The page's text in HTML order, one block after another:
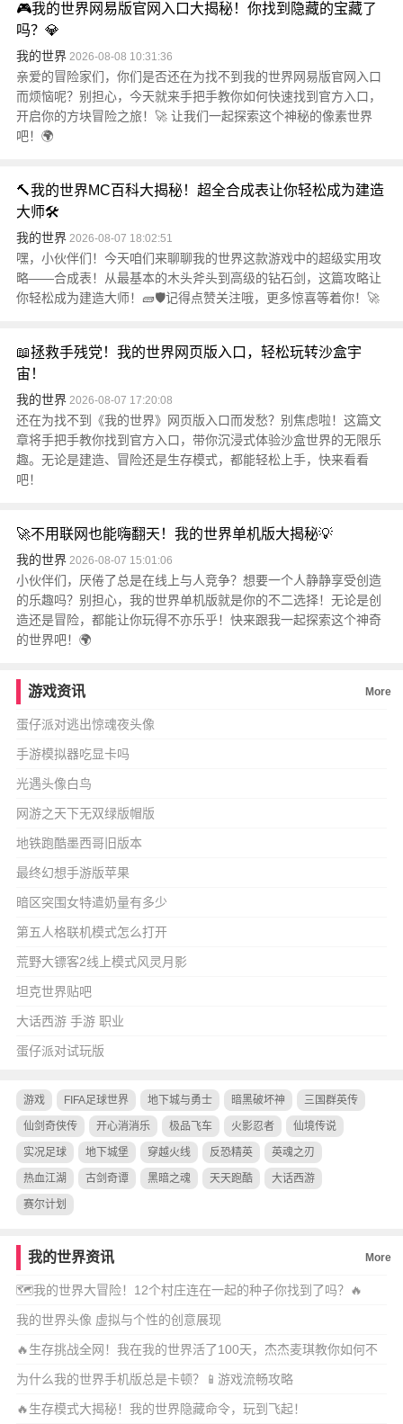
🎮我的世界网易版官网入口大揭秘！你找到隐藏的宝藏了
吗？💎
我的世界2026-08-08 10:31:36
亲爱的冒险家们，你们是否还在为找不到我的世界网易版官网入口
而烦恼呢？别担心，今天就来手把手教你如何快速找到官方入口，
开启你的方块冒险之旅！🚀 让我们一起探索这个神秘的像素世界
吧！🌍
🔨我的世界MC百科大揭秘！超全合成表让你轻松成为建造
大师🛠️
我的世界2026-08-07 18:02:51
嘿，小伙伴们！今天咱们来聊聊我的世界这款游戏中的超级实用攻
略——合成表！从最基本的木头斧头到高级的钻石剑，这篇攻略让
你轻松成为建造大师！🧱🛡️记得点赞关注哦，更多惊喜等着你！🚀
📖拯救手残党！我的世界网页版入口，轻松玩转沙盒宇
宙！
我的世界2026-08-07 17:20:08
还在为找不到《我的世界》网页版入口而发愁？别焦虑啦！这篇文
章将手把手教你找到官方入口，带你沉浸式体验沙盒世界的无限乐
趣。无论是建造、冒险还是生存模式，都能轻松上手，快来看看
吧！
🚀不用联网也能嗨翻天！我的世界单机版大揭秘💡
我的世界2026-08-07 15:01:06
小伙伴们，厌倦了总是在线上与人竞争？想要一个人静静享受创造
的乐趣吗？别担心，我的世界单机版就是你的不二选择！无论是创
造还是冒险，都能让你玩得不亦乐乎！快来跟我一起探索这个神奇
的世界吧！🌍
游戏资讯 More
蛋仔派对逃出惊魂夜头像
手游模拟器吃显卡吗
光遇头像白鸟
网游之天下无双绿版帽版
地铁跑酷墨西哥旧版本
最终幻想手游版苹果
暗区突围女特遣奶量有多少
第五人格联机模式怎么打开
荒野大镖客2线上模式风灵月影
坦克世界贴吧
大话西游 手游 职业
蛋仔派对试玩版
游戏 FIFA足球世界 地下城与勇士 暗黑破坏神 三国群英传
仙剑奇侠传 开心消消乐 极品飞车 火影忍者 仙境传说
实况足球 地下城堡 穿越火线 反恐精英 英魂之刃
热血江湖 古剑奇谭 黑暗之魂 天天跑酷 大话西游
赛尔计划
我的世界资讯 More
🗺️我的世界大冒险！12个村庄连在一起的种子你找到了吗？🔥
我的世界头像 虚拟与个性的创意展现
🔥生存挑战全网！我在我的世界活了100天，杰杰麦琪教你如何不
摆烂！
为什么我的世界手机版总是卡顿？📱游戏流畅攻略
🔥生存模式大揭秘！我的世界隐藏命令，玩到飞起！